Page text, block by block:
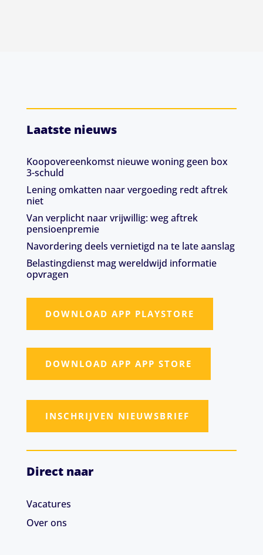
Laatste nieuws
Koopovereenkomst nieuwe woning geen box
3-schuld
Lening omkatten naar vergoeding redt aftrek
niet
Van verplicht naar vrijwillig: weg aftrek
pensioenpremie
Navordering deels vernietigd na te late aanslag
Belastingdienst mag wereldwijd informatie
opvragen
DOWNLOAD APP PLAYSTORE
DOWNLOAD APP APP STORE
INSCHRIJVEN NIEUWSBRIEF
Direct naar
Vacatures
Over ons